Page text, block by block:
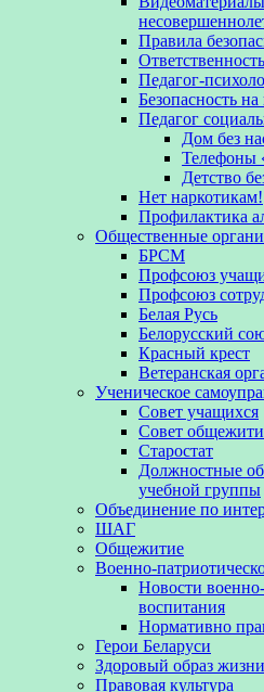
Правила
Педагог-
Безопасность на
Педагог
Дом без
Телефоны
Детство
Нет наркотикам!
Профилактика
Общественные
БРСМ
Профсоюз
Профсоюз
Белая Русь
Белорусский
Красный крест
Ветеранская
Ученическое
Совет учащихся
Совет
Старостат
Должностные
учебной группы
Объединение по
ШАГ
Общежитие
Военно-
Новости
воспитания
Нормативно
Герои Беларуси
Здоровый образ жизни
Правовая культура